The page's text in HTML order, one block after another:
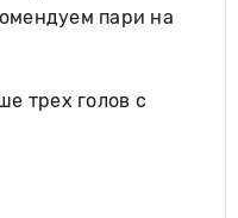
пари на
трех голов с